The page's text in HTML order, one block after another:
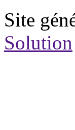
Site
Solution